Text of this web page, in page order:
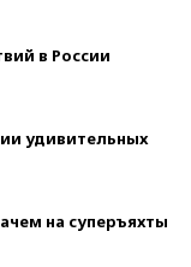
в России
удивительных
на суперъяхты